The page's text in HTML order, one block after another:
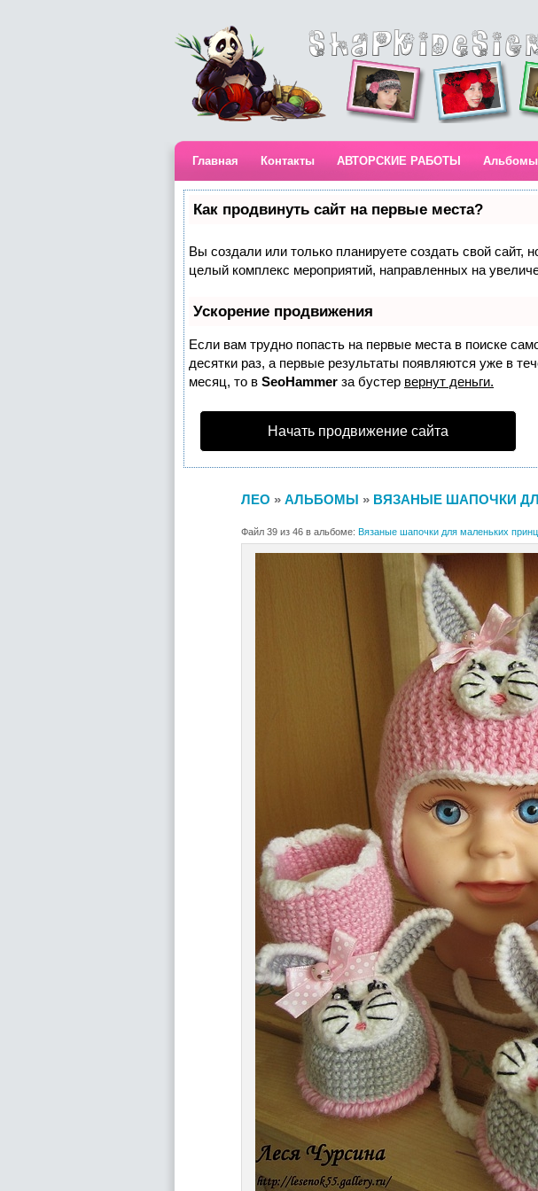
Главная Контакты АВТОРСКИЕ РАБОТЫ Альбомы
Как продвинуть сайт на первые места?
Вы создали или только планируете создать свой сайт,
целый комплекс мероприятий, направленных на
Ускорение продвижения
Если вам трудно попасть на первые места в поиске
десятки раз, а первые результаты появляются уже в
месяц, то в SeoHammer за бустер вернут деньги.
Начать продвижение сайта
ЛЕО » АЛЬБОМЫ » ВЯЗАНЫЕ ШАПОЧКИ
Файл 39 из 46 в альбоме: Вязаные шапочки для маленьких